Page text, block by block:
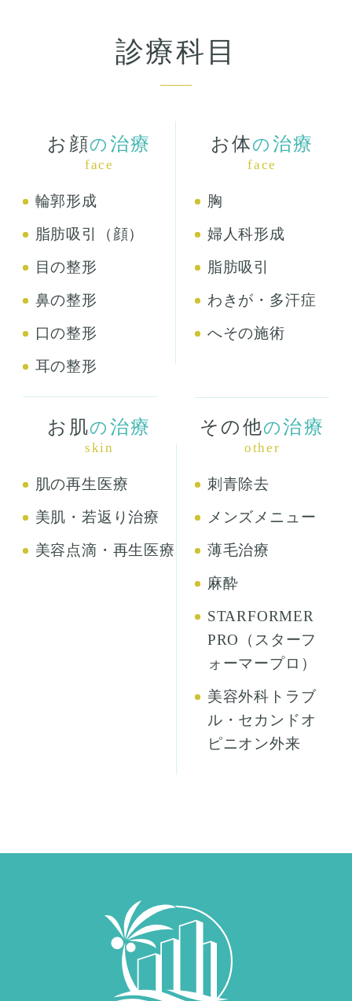
診療科目
お顔の 治療
face
輪郭形成
脂肪吸引（顔）
目の整形
鼻の整形
口の整形
耳の整形
お体の 治療
face
胸
婦人科形成
脂肪吸引
わきが・多汗症
へその施術
お肌の 治療
skin
肌の再生医療
美肌・若返り治療
美容点滴・再生医療
その他の治療
other
刺青除去
メンズメニュー
薄毛治療
麻酔
STARFORMER
PRO（スターフ
ォーマープロ）
美容外科トラブ
ル・セカンドオ
ピニオン外来